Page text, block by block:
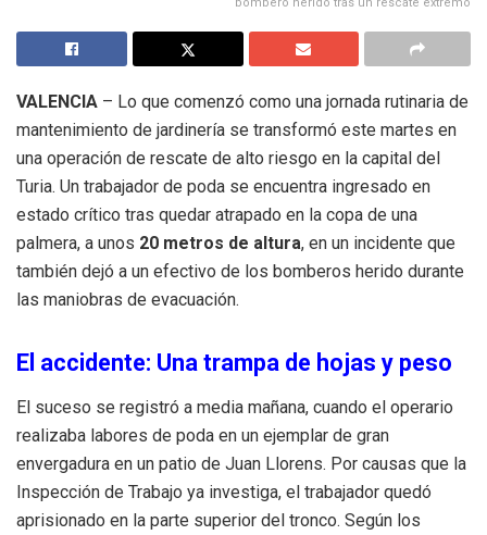
VALENCIA – Lo que comenzó como una jornada rutinaria de
mantenimiento de jardinería se transformó este martes en
una operación de rescate de alto riesgo en la capital del
Turia. Un trabajador de poda se encuentra ingresado en
estado crítico tras quedar atrapado en la copa de una
palmera, a unos 20 metros de altura, en un incidente que
también dejó a un efectivo de los bomberos herido durante
las maniobras de evacuación.
El accidente: Una trampa de hojas y peso
El suceso se registró a media mañana, cuando el operario
realizaba labores de poda en un ejemplar de gran
envergadura en un patio de Juan Llorens. Por causas que la
Inspección de Trabajo ya investiga, el trabajador quedó
aprisionado en la parte superior del tronco. Según los